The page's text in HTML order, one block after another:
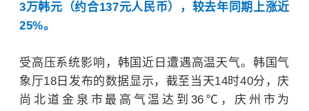
3万韩元（约合137元人民币），较去年同期上涨近
25%。
受高压系统影响，韩国近日遭遇高温天气。韩国气
象厅18日发布的数据显示，截至当天14时40分，庆
尚北道金泉市最高气温达到36℃，庆州市为